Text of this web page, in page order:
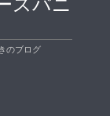
スパニ
のブログ